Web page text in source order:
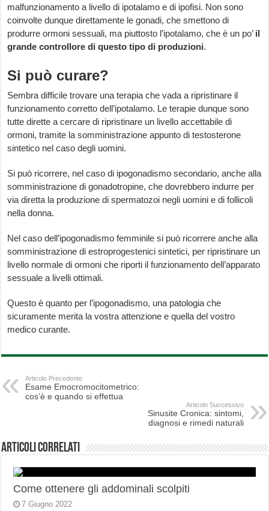
malfunzionamento a livello di ipotalamo e di ipofisi. Non sono
coinvolte dunque direttamente le gonadi, che smettono di
produrre ormoni sessuali, ma piuttosto l’ipotalamo, che è un po’ il
grande controllore di questo tipo di produzioni.
Si può curare?
Sembra difficile trovare una terapia che vada a ripristinare il
funzionamento corretto dell’ipotalamo. Le terapie dunque sono
tutte dirette a cercare di ripristinare un livello accettabile di
ormoni, tramite la somministrazione appunto di testosterone
sintetico nel caso degli uomini.
Si può ricorrere, nel caso di ipogonadismo secondario, anche alla
somministrazione di gonadotropine, che dovrebbero indurre per
via diretta la produzione di spermatozoi negli uomini e di follicoli
nella donna.
Nel caso dell’ipogonadismo femminile si può ricorrere anche alla
somministrazione di estroprogestenici sintetici, per ripristinare un
livello normale di ormoni che riporti il funzionamento dell’apparato
sessuale a livelli ottimali.
Questo è quanto per l’ipogonadismo, una patologia che
sicuramente merita la vostra attenzione e quella del vostro
medico curante.
Articolo Precedente
Esame Emocromocitometrico:
cos’è e quando si effettua
Articolo Successivo
Sinusite Cronica: sintomi,
diagnosi e rimedi naturali
Articoli correlati
Come ottenere gli addominali scolpiti
7 Giugno 2022